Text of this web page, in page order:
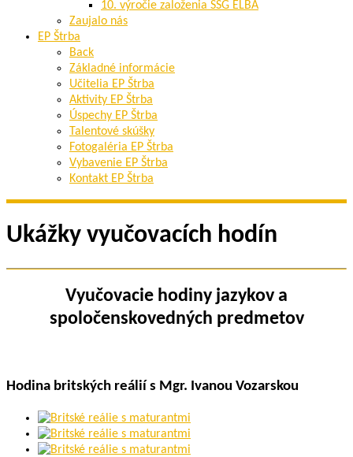
10. výročie založenia SŠG ELBA
Zaujalo nás
EP Štrba
Back
Základné informácie
Učitelia EP Štrba
Aktivity EP Štrba
Úspechy EP Štrba
Talentové skúšky
Fotogaléria EP Štrba
Vybavenie EP Štrba
Kontakt EP Štrba
Ukážky vyučovacích hodín
Vyučovacie hodiny jazykov a
spoločenskovedných predmetov
Hodina britských reálií s Mgr. Ivanou Vozarskou